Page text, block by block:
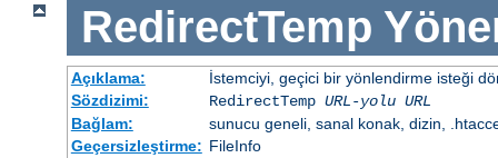
RedirectTemp
Açıklama:
İstemciyi, geçici bir yönlendirme isteği
Sözdizimi:
RedirectTemp URL-yolu URL
Bağlam:
sunucu geneli, sanal konak, dizin,
Geçersizleştirme: FileInfo